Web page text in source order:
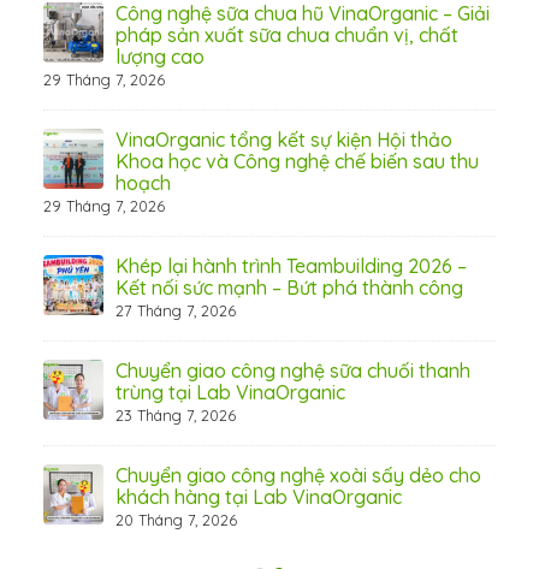
Công nghệ sữa chua hũ VinaOrganic – Giải
pháp sản xuất sữa chua chuẩn vị, chất
lượng cao
29 Tháng 7, 2026
VinaOrganic tổng kết sự kiện Hội thảo
Khoa học và Công nghệ chế biến sau thu
hoạch
29 Tháng 7, 2026
Khép lại hành trình Teambuilding 2026 –
Kết nối sức mạnh – Bứt phá thành công
27 Tháng 7, 2026
Chuyển giao công nghệ sữa chuối thanh
trùng tại Lab VinaOrganic
23 Tháng 7, 2026
Chuyển giao công nghệ xoài sấy dẻo cho
khách hàng tại Lab VinaOrganic
20 Tháng 7, 2026